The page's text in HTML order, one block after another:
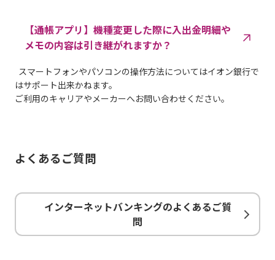
【通帳アプリ】機種変更した際に入出金明細や
メモの内容は引き継がれますか？
スマートフォンやパソコンの操作方法についてはイオン銀行で
はサポート出来かねます。
ご利用のキャリアやメーカーへお問い合わせください。
よくあるご質問
インターネットバンキングのよくあるご質
問